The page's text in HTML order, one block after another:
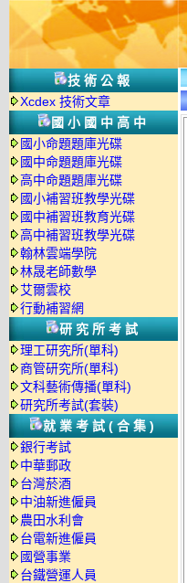
技術公報
Xcdex 技術文章
國小國中高中
國小命題題庫光碟
國中命題題庫光碟
高中命題題庫光碟
國小補習班教學光碟
國中補習班教育光碟
高中補習班教學光碟
翰林雲端學院
林晟老師數學
艾爾雲校
行動補習網
研究所考試
理工研究所(單科)
商管研究所(單科)
文科藝術傳播(單科)
研究所考試(套裝)
就業考試(合集)
銀行考試
中華郵政
台灣菸酒
中油新進僱員
農田水利會
台電新進僱員
國營事業
台鐵營運人員